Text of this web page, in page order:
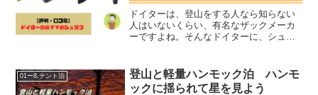
ドイターは、登山をする人なら知らない
人はいないくらい、有名なザックメーカ
ーですよね。そんなドイターに、シュラ
の低山やキャンプに使うことができるモ
デルまでラインナップされ...
01ー8.テント泊
登山と軽量ハンモック泊 ハンモ
ックに揺られて星を見よう